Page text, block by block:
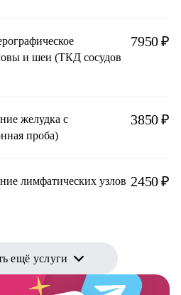
и шеи (ТКД сосудов
7950 ₽
желудка с
проба)
3850 ₽
лимфатических узлов 2450 ₽
ещё услуги